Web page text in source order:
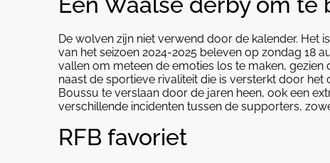
De wolven zijn niet verwend door de kalender. Het
van het seizoen 2024-2025 beleven op zondag 18
vallen om meteen de emoties los te maken, gezien
naast de sportieve rivaliteit die is versterkt door
Boussu te verslaan door de jaren heen, ook een
verschillende incidenten tussen de supporters,
RFB favoriet